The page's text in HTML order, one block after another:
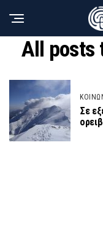
All posts
Σε